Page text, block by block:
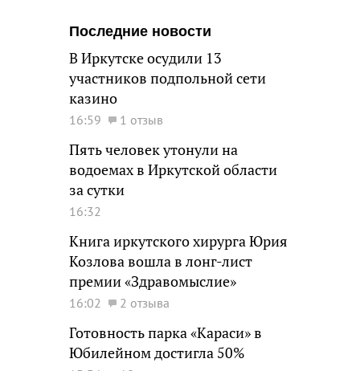
Последние новости
В Иркутске осудили 13
участников подпольной сети
казино
16:59 1 отзыв
Пять человек утонули на
водоемах в Иркутской области
за сутки
16:32
Книга иркутского хирурга Юрия
Козлова вошла в лонг-лист
премии «Здравомыслие»
16:02 2 отзыва
Готовность парка «Караси» в
Юбилейном достигла 50%